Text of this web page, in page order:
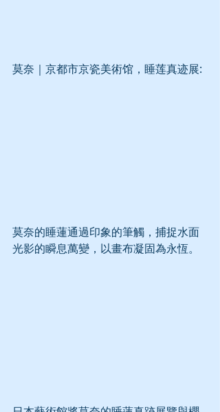
莫奈｜京都市京瓷美術馆，睡莲真迹展:
莫奈的睡蓮通過印象的筆觸，捕捉水面
光影的瞬息萬變，以畫布凝固為永恆。